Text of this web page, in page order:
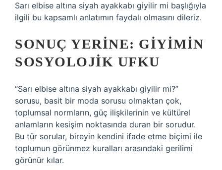
Sarı elbise altına siyah ayakkabı giyilir mi başlığıyla
ilgili bu kapsamlı anlatımın faydalı olmasını dileriz.
SONUÇ YERINE: GIYIMIN
SOSYOLOJIK UFKU
“Sarı elbise altına siyah ayakkabı giyilir mi?”
sorusu, basit bir moda sorusu olmaktan çok,
toplumsal normların, güç ilişkilerinin ve kültürel
anlamların kesişim noktasında duran bir sorudur.
Bu tür sorular, bireyin kendini ifade etme biçimi ile
toplumun görünmez kuralları arasındaki gerilimi
görünür kılar.